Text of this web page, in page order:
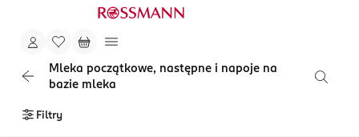
Mleka początkowe, następne i napoje na
bazie mleka
Filtry